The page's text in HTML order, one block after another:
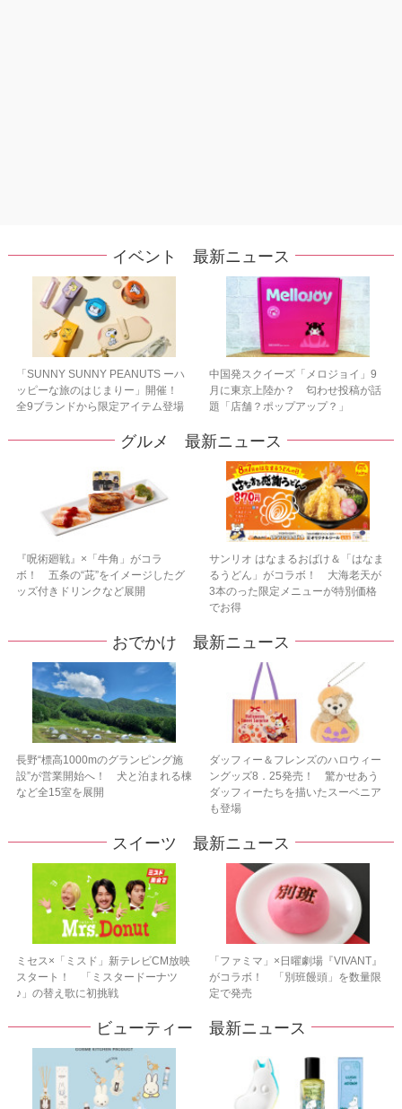
イベント 最新ニュース
「SUNNY SUNNY PEANUTS ーハ
ッピーな旅のはじまりー」開催！
全9ブランドから限定アイテム登場
中国発スクイーズ「メロジョイ」9
月に東京上陸か？ 匂わせ投稿が話
題「店舗？ポップアップ？」
グルメ 最新ニュース
『呪術廻戦』×「牛角」がコラ
ボ！ 五条の“茈”をイメージしたグ
ッズ付きドリンクなど展開
サンリオ はなまるおばけ＆「はなま
るうどん」がコラボ！ 大海老天が
3本のった限定メニューが特別価格
でお得
おでかけ 最新ニュース
長野“標高1000mのグランピング施
設”が営業開始へ！ 犬と泊まれる棟
など全15室を展開
ダッフィー＆フレンズのハロウィー
ングッズ8．25発売！ 驚かせあう
ダッフィーたちを描いたスーベニア
も登場
スイーツ 最新ニュース
ミセス×「ミスド」新テレビCM放映
スタート！ 「ミスタードーナツ
♪」の替え歌に初挑戦
「ファミマ」×日曜劇場『VIVANT』
がコラボ！ 「別班饅頭」を数量限
定で発売
ビューティー 最新ニュース